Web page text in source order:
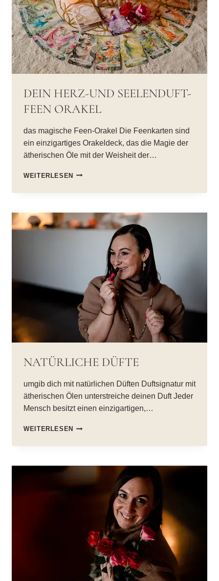
DEIN HERZ-UND SEELENDUFT-
FEEN ORAKEL
das magische Feen-Orakel Die Feenkarten sind
ein einzigartiges Orakeldeck, das die Magie der
ätherischen Öle mit der Weisheit der…
WEITERLESEN DEIN
UND
FEEN
ORAKEL
NATÜRLICHE DÜFTE
umgib dich mit natürlichen Düften Duftsignatur mit
ätherischen Ölen unterstreiche deinen Duft Jeder
Mensch besitzt einen einzigartigen,…
WEITERLESEN NATÜRLICHE